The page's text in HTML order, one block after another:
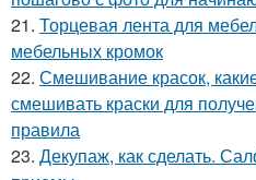
21. Торцевая лента для
мебельных кромок
22. Смешивание красок,
смешивать краски для
правила
23. Декупаж, как сделать.